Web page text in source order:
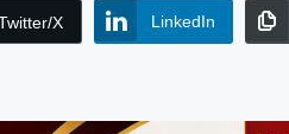
X LinkedIn